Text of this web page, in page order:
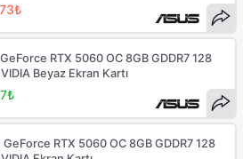
RTX 5060 OC 8GB GDDR7 128
Beyaz Ekran Kartı
GeForce RTX 5060 OC 8GB GDDR7 128